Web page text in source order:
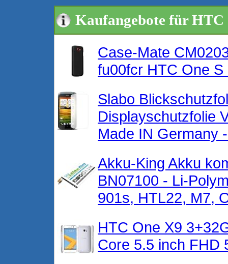
Kaufangebote für HTC
Case-Mate
fu00fcr HTC One
Slabo
Displayschutzfolie
Made IN Germany
Akku-King Akku
BN07100 - Li-
901s, HTL22, M7,
HTC One X9
Core 5.5 inch FHD